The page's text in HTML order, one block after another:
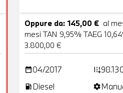
Oppure da: 145,00 € al
mesi TAN 9,95% TAEG
3.800,00 €
date_range04/2017 add_road
local_gas_station Diesel settings